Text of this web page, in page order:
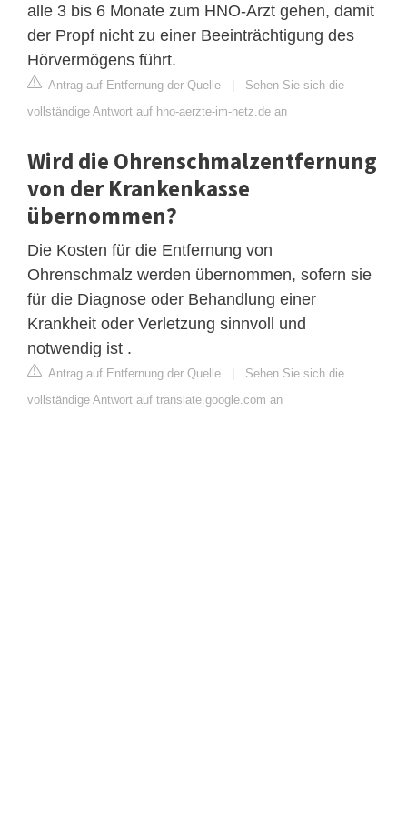
alle 3 bis 6 Monate zum HNO-Arzt gehen, damit
der Propf nicht zu einer Beeinträchtigung des
Hörvermögens führt.
Antrag auf Entfernung der Quelle | Sehen Sie sich die
vollständige Antwort auf hno-aerzte-im-netz.de an
Wird die Ohrenschmalzentfernung
von der Krankenkasse
übernommen?
Die Kosten für die Entfernung von
Ohrenschmalz werden übernommen, sofern sie
für die Diagnose oder Behandlung einer
Krankheit oder Verletzung sinnvoll und
notwendig ist .
Antrag auf Entfernung der Quelle | Sehen Sie sich die
vollständige Antwort auf translate.google.com an